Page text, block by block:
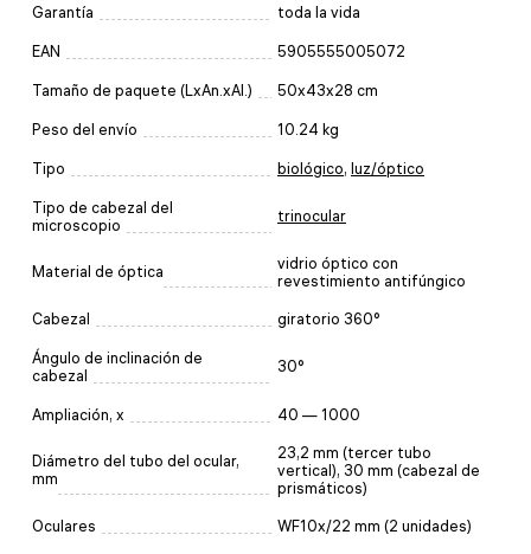
Garantía toda la vida
EAN 5905555005072
Tamaño de paquete (LxAn.xAl.) 50x43x28 cm
Peso del envío 10.24 kg
Tipo biológico, luz/óptico
Tipo de cabezal del
microscopio
trinocular
Material de óptica
vidrio óptico con
revestimiento antifúngico
Cabezal giratorio 360°
Ángulo de inclinación de
cabezal
30°
Ampliación, x 40 — 1000
Diámetro del tubo del ocular,
mm
23,2 mm (tercer tubo
vertical), 30 mm (cabezal de
prismáticos)
Oculares WF10x/22 mm (2 unidades)